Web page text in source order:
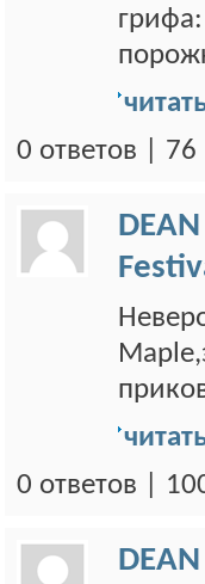
0 ответов |
DEAN
0 ответов |
DEAN